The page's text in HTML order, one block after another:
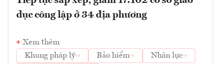
dục công lập ở 34 địa phương
Xem thêm
Khung pháp lý
Bảo hiểm
Nhân lực